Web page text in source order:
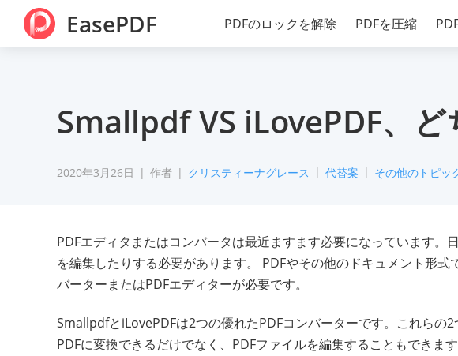
EasePDF PDFのロックを解除 PDFを圧縮
Smallpdf VS iLovePDF、
2020年3月26日 作者 クリスティーナグレース 代替案 その他のトピッ
PDFエディタまたはコンバータは最近ますます必要になっています。
を編集したりする必要があります。 PDFやその他のドキュメント形
バーターまたはPDFエディターが必要です。
SmallpdfとiLovePDFは2つの優れたPDFコンバーターです。これらの
PDFに変換できるだけでなく、PDFファイルを編集することもできま